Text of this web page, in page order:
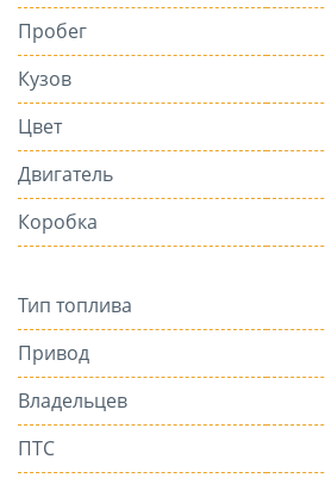
Пробег
Кузов
Цвет
Двигатель
Коробка
Тип топлива
Привод
Владельцев
ПТС